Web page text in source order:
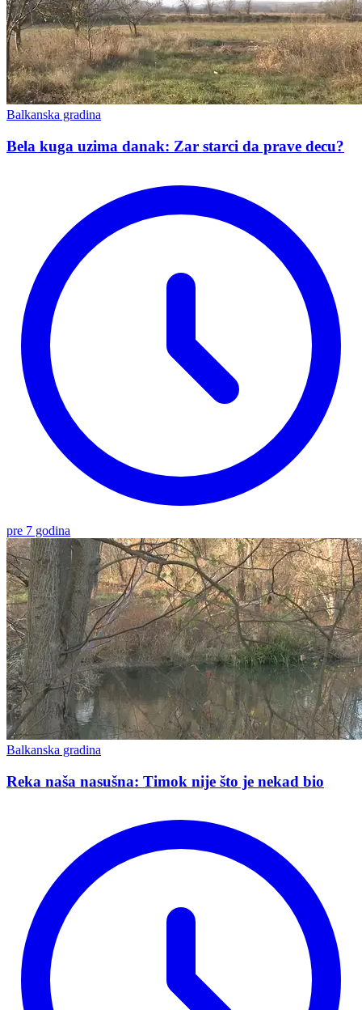
Balkanska gradina
Bela kuga uzima danak: Zar starci da prave decu?
pre 7 godina
Balkanska gradina
Reka naša nasušna: Timok nije što je nekad bio